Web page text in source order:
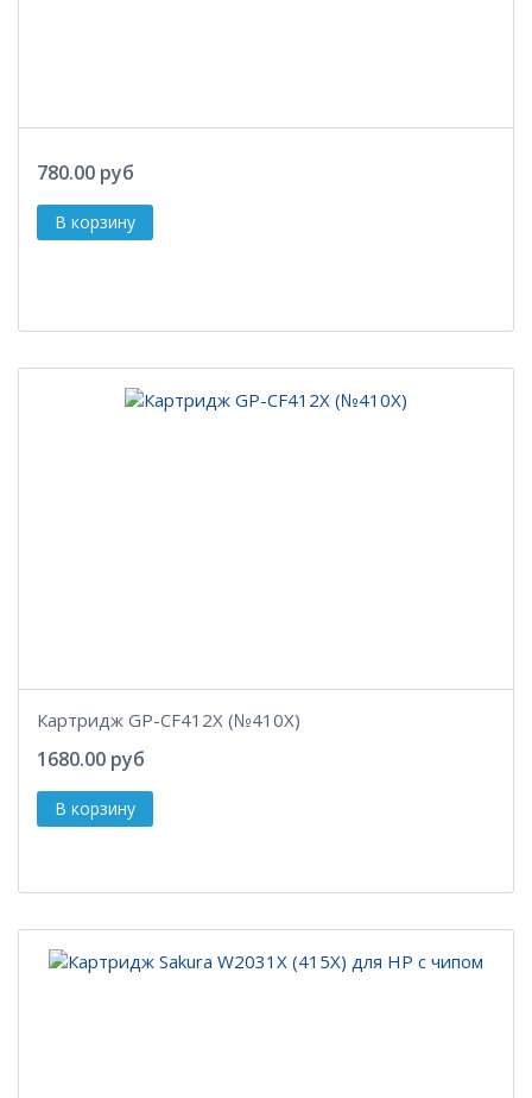
780.00 руб
Картридж GP-CF412X (№410X)
1680.00 руб